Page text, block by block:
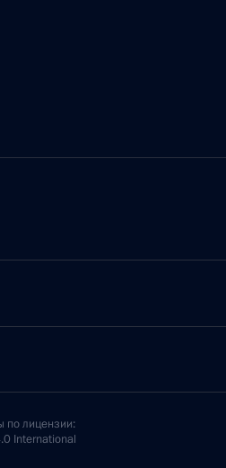
по лицензии:
International